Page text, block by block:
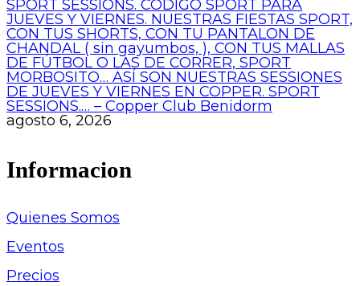
SPORT SESSIONS. CÓDIGO SPORT PARA
JUEVES Y VIERNES. NUESTRAS FIESTAS SPORT,
CON TUS SHORTS, CON TU PANTALON DE
CHANDAL ( sin gayumbos, ), CON TUS MALLAS
DE FÚTBOL O LAS DE CORRER, SPORT
MORBOSITO… ASÍ SON NUESTRAS SESSIONES
DE JUEVES Y VIERNES EN COPPER. SPORT
SESSIONS.… – Copper Club Benidorm
agosto 6, 2026
Informacion
Quienes Somos
Eventos
Precios